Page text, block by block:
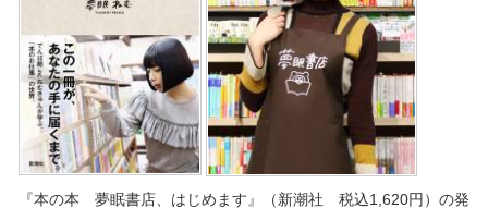
『本の本 夢眠書店、はじめます』（新潮社 税込1,620円）の発